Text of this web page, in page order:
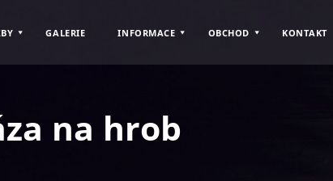
GALERIE INFORMACE OBCHOD KONTAKT
na hrob